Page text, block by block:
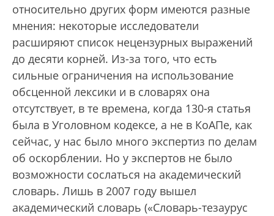
относительно других форм имеются разные
мнения: некоторые исследователи
расширяют список нецензурных выражений
до десяти корней. Из-за того, что есть
сильные ограничения на использование
обсценной лексики и в словарях она
отсутствует, в те времена, когда 130-я статья
была в Уголовном кодексе, а не в КоАПе, как
сейчас, у нас было много экспертиз по делам
об оскорблении. Но у экспертов не было
возможности сослаться на академический
словарь. Лишь в 2007 году вышел
академический словарь («Словарь-тезаурус